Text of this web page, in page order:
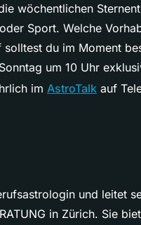
wöchentlichen
Sport. Welche
du im Moment
um 10 Uhr
im AstroTalk auf
und leitet
in Zürich. Sie